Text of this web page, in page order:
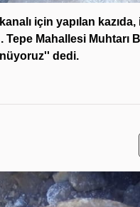
için yapılan
Mahallesi Muhtarı
dedi.